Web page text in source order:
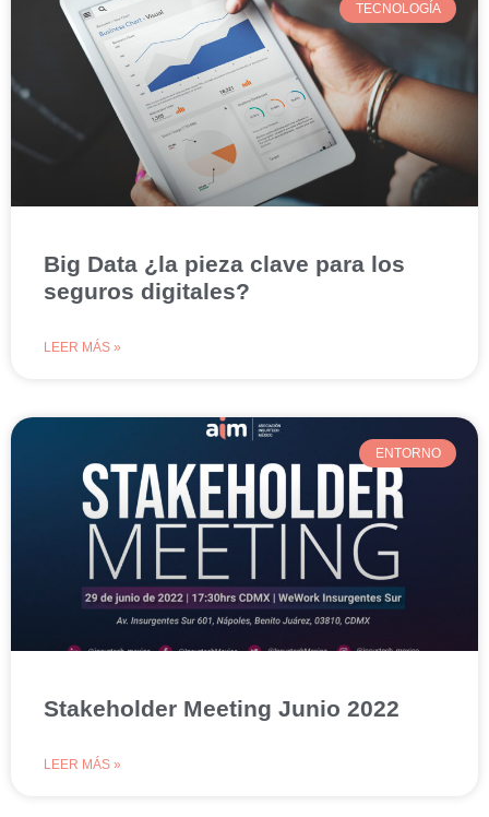
TECNOLOGÍA
Big Data ¿la pieza clave para los
seguros digitales?
LEER MÁS »
ENTORNO
Stakeholder Meeting Junio 2022
LEER MÁS »